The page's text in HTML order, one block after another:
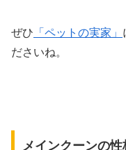
ぜひ 「ペットの実家」
ださいね。
メインクーンの性